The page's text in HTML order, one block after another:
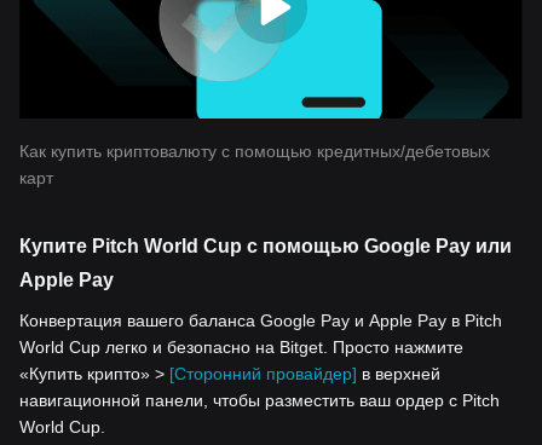
Как купить криптовалюту с помощью кредитных/дебетовых
карт
Купите Pitch World Cup с помощью Google Pay или
Apple Pay
Конвертация вашего баланса Google Pay и Apple Pay в Pitch
World Cup легко и безопасно на Bitget. Просто нажмите
«Купить крипто» > [Сторонний провайдер] в верхней
навигационной панели, чтобы разместить ваш ордер с Pitch
World Cup.